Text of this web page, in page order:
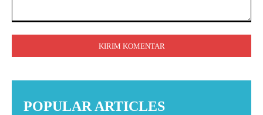
POPULAR ARTICLES